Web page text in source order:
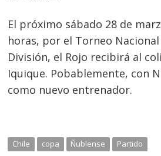
El próximo sábado 28 de
horas, por el Torneo
División, el Rojo recibirá al
Iquique. Pobablemente, con
como nuevo entrenador.
Chile copa Ñublense Partido